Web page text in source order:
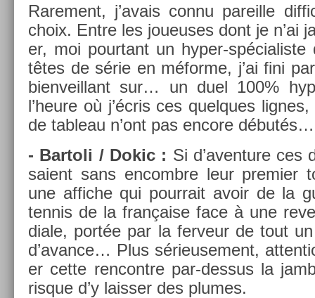
Rare­ment, j’avais connu pareil­le
choix. Entre les joueuses dont je n’ai
er, moi pour­tant un hyper-
têtes de série en méforme, j’ai fini
bi­en­veil­lant sur… un duel 100%
l’heure où j’écris ces quel­ques
de tab­leau n’ont pas en­core débutés…
- Bar­toli / Dokic : Si d’aven­ture
saient sans en­combre leur pre­mi­er
une af­fiche qui pour­rait avoir de la
ten­nis de la française face à une
diale, portée par la fer­veur de tout
d’avan­ce… Plus sérieuse­ment,
er cette re­ncontre par-dessus la
ris­que d’y laiss­er des plumes.